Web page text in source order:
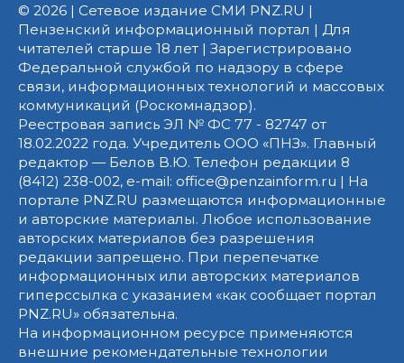
© 2026 | Сетевое издание СМИ PNZ.RU |
Пензенский информационный портал | Для
читателей старше 18 лет | Зарегистрировано
Федеральной службой по надзору в сфере
связи, информационных технологий и массовых
коммуникаций (Роскомнадзор).
Реестровая запись ЭЛ № ФС 77 - 82747 от
18.02.2022 года. Учредитель ООО «ПНЗ». Главный
редактор — Белов В.Ю. Телефон редакции 8
(8412) 238-002, e-mail: office@penzainform.ru | На
портале PNZ.RU размещаются информационные
и авторские материалы. Любое использование
авторских материалов без разрешения
редакции запрещено. При перепечатке
информационных или авторских материалов
гиперссылка с указанием «как сообщает портал
PNZ.RU» обязательна.
На информационном ресурсе применяются
внешние рекомендательные технологии